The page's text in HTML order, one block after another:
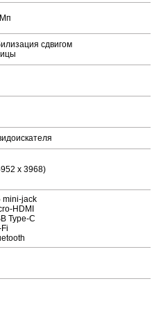
сдвигом
х 3968)
mini-jack
HDMI
Type-C